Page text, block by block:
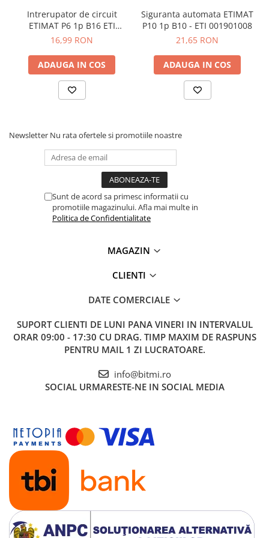
Intrerupator de circuit
ETIMAT P6 1p B16 ETI
001900010
16,99 RON
ADAUGA IN COS
Siguranta automata ETIMAT
P10 1p B10 - ETI 001901008
21,65 RON
ADAUGA IN COS
Newsletter Nu rata ofertele si promotiile noastre
Sunt de acord sa primesc informatii cu
promotiile magazinului. Afla mai multe in
Politica de Confidentialitate
MAGAZIN
CLIENTI
DATE COMERCIALE
SUPORT CLIENTI DE LUNI PANA VINERI IN INTERVALUL
ORAR 09:00 - 17:30 CU DRAG. TIMP MAXIM DE RASPUNS
PENTRU MAIL 1 ZI LUCRATOARE.
info@bitmi.ro
SOCIAL URMARESTE-NE IN SOCIAL MEDIA